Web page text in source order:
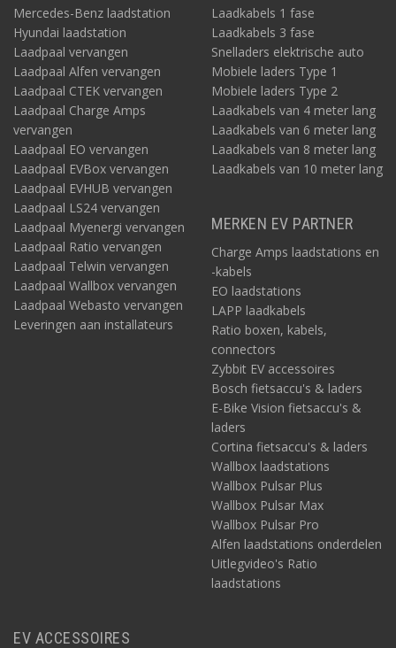
Mercedes-Benz laadstation
Hyundai laadstation
Laadpaal vervangen
Laadpaal Alfen vervangen
Laadpaal CTEK vervangen
Laadpaal Charge Amps
vervangen
Laadpaal EO vervangen
Laadpaal EVBox vervangen
Laadpaal EVHUB vervangen
Laadpaal LS24 vervangen
Laadpaal Myenergi vervangen
Laadpaal Ratio vervangen
Laadpaal Telwin vervangen
Laadpaal Wallbox vervangen
Laadpaal Webasto vervangen
Leveringen aan installateurs
Laadkabels 1 fase
Laadkabels 3 fase
Snelladers elektrische auto
Mobiele laders Type 1
Mobiele laders Type 2
Laadkabels van 4 meter lang
Laadkabels van 6 meter lang
Laadkabels van 8 meter lang
Laadkabels van 10 meter lang
MERKEN EV PARTNER
Charge Amps laadstations en
-kabels
EO laadstations
LAPP laadkabels
Ratio boxen, kabels,
connectors
Zybbit EV accessoires
Bosch fietsaccu's & laders
E-Bike Vision fietsaccu's &
laders
Cortina fietsaccu's & laders
Wallbox laadstations
Wallbox Pulsar Plus
Wallbox Pulsar Max
Wallbox Pulsar Pro
Alfen laadstations onderdelen
Uitlegvideo's Ratio
laadstations
EV ACCESSOIRES